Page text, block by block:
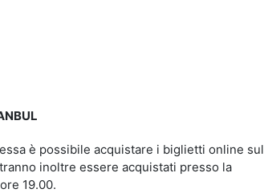
è possibile acquistare i biglietti online sul
inoltre essere acquistati presso la
19.00.